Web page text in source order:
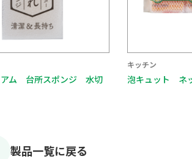
泡キュット ネットスポンジ３Ｐ
製品一覧に戻る